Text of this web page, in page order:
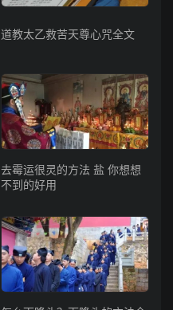
道教太乙救苦天尊心咒全文
去霉运很灵的方法 盐 你想想
不到的好用